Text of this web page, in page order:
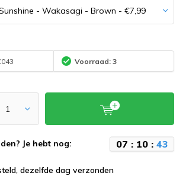
Voorraad: 3
Je hebt nog: 07 : 10 : 43
dezelfde dag verzonden